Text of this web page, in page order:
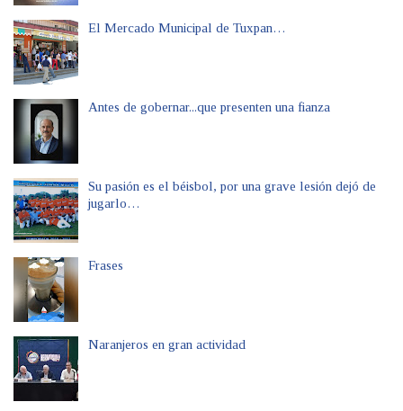
El Mercado Municipal de Tuxpan…
Antes de gobernar...que presenten una fianza
Su pasión es el béisbol, por una grave lesión dejó de
jugarlo…
Frases
Naranjeros en gran actividad